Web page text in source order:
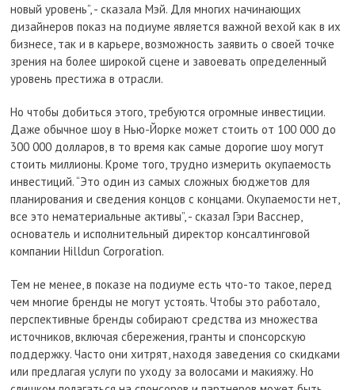
новый уровень”, - сказала Мэй. Для многих начинающих
дизайнеров показ на подиуме является важной вехой как в их
бизнесе, так и в карьере, возможность заявить о своей точке
зрения на более широкой сцене и завоевать определенный
уровень престижа в отрасли.
Но чтобы добиться этого, требуются огромные инвестиции.
Даже обычное шоу в Нью-Йорке может стоить от 100 000 до
300 000 долларов, в то время как самые дорогие шоу могут
стоить миллионы. Кроме того, трудно измерить окупаемость
инвестиций. “Это один из самых сложных бюджетов для
планирования и сведения концов с концами. Окупаемости нет,
все это нематериальные активы”, - сказал Гэри Васснер,
основатель и исполнительный директор консалтинговой
компании Hilldun Corporation.
Тем не менее, в показе на подиуме есть что-то такое, перед
чем многие бренды не могут устоять. Чтобы это работало,
перспективные бренды собирают средства из множества
источников, включая сбережения, гранты и спонсорскую
поддержку. Часто они хитрят, находя заведения со скидками
или предлагая услуги по уходу за волосами и макияжу. Но